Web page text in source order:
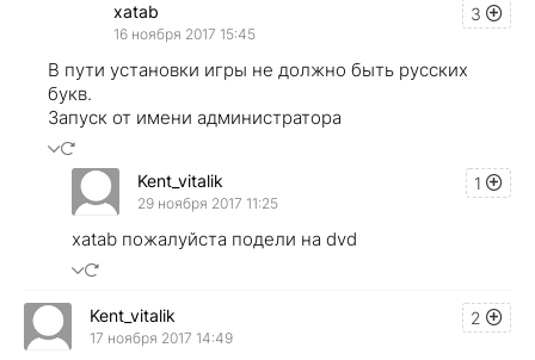
3
xatab
16 ноября 2017 15:45
В пути установки игры не должно быть русских
букв.
Запуск от имени администратора
1
Kent_vitalik
29 ноября 2017 11:25
xatab пожалуйста подели на dvd
2
Kent_vitalik
17 ноября 2017 14:49